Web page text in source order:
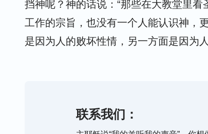
挡神呢？神的话说：“那些在大教堂里
工作的宗旨，也没有一个人能认识神，
是因为人的败坏性情，另一方面是因为
联系我们：